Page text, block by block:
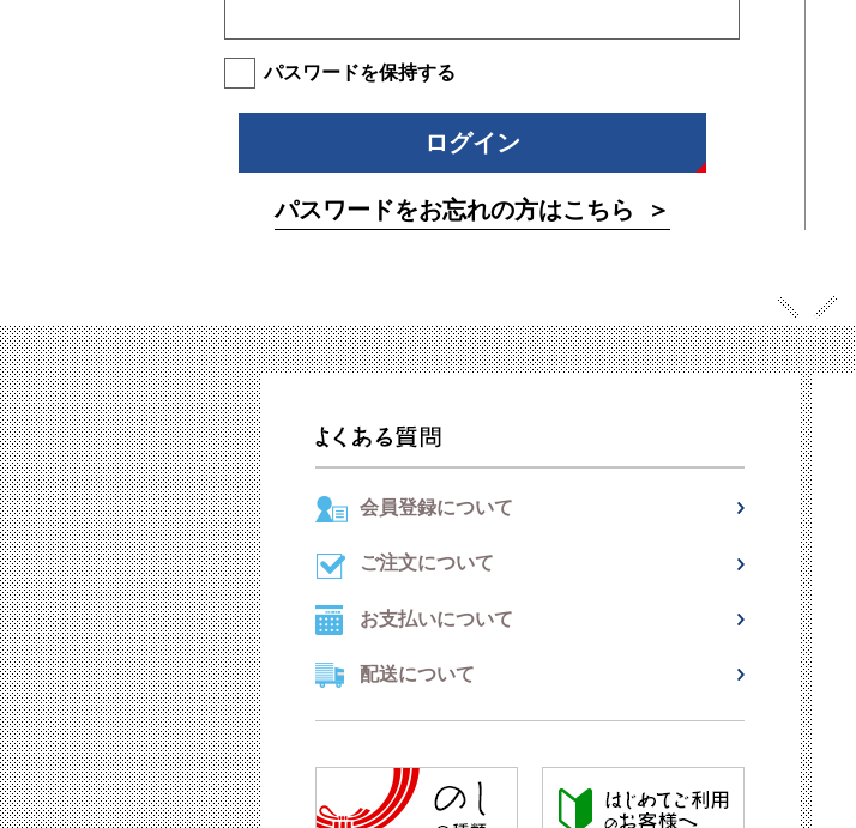
パスワードを保持する
パスワードをお忘れの方はこちら
会員登録について
ご注文について
お支払いについて
配送について